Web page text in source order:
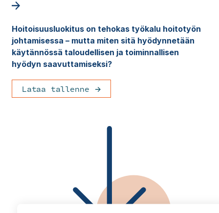
Hoitoisuusluokitus on tehokas työkalu hoitotyön
johtamisessa – mutta miten sitä hyödynnetään
käytännössä taloudellisen ja toiminnallisen
hyödyn saavuttamiseksi?
Lataa tallenne